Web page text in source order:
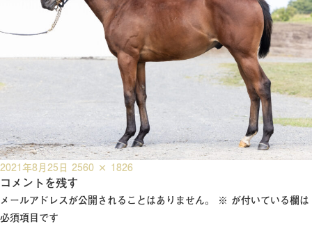
投
稿
日:
2021年8月25日 フ
ル
サ
2560 × 1826
コメントを残す
メールアドレスが公開されることはありません。 ※ が付いている欄は
必須項目です